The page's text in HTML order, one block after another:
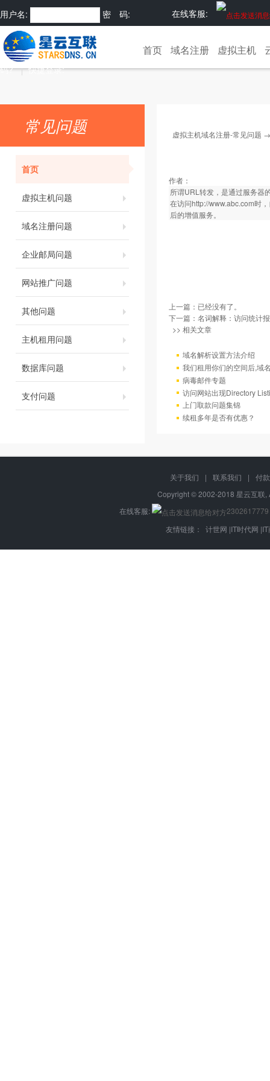
在线客服:
用户名: 密 码:
码? 快捷登录:
首页 域名注册 虚拟主机
常见问题
首页
虚拟主机问题
域名注册问题
企业邮局问题
网站推广问题
其他问题
主机租用问题
数据库问题
支付问题
虚拟主机域名注册-常见问题
作者：
所谓URL转发，是通过服务器
在访问http://www.abc.com时
后的增值服务。
上一篇：已经没有了。
下一篇： 名词解释：访问统计
>> 相关文章
域名解析设置方法介绍
我们租用你们的空间后,域
病毒邮件专题
访问网站出现Directory
上门取款问题集锦
续租多年是否有优惠？
关于我们 | 联系我们 |
付
Copyright © 2002-2018 星云互
在线客服:
2302617779
友情链接： 计世网 |IT时代网 |